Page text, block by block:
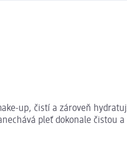
up, čistí a zároveň
pleť dokonale čistou